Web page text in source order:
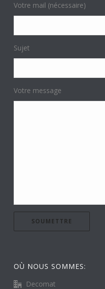
Votre mail (nécessaire)
Sujet
Votre message
OÙ NOUS SOMMES:
Decomat